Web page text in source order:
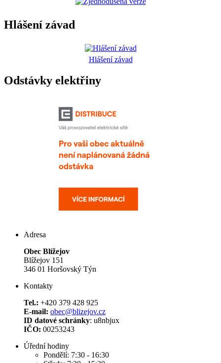
Hlášení závad
Hlášení závad
Odstávky elektřiny
Adresa
Obec Blížejov
Blížejov 151
346 01 Horšovský Týn
Kontakty
Tel.: +420 379 428 925
E-mail: obec@blizejov.cz
ID datové schránky: u8nbjux
IČO: 00253243
Úřední hodiny
Pondělí: 7:30 - 16:30